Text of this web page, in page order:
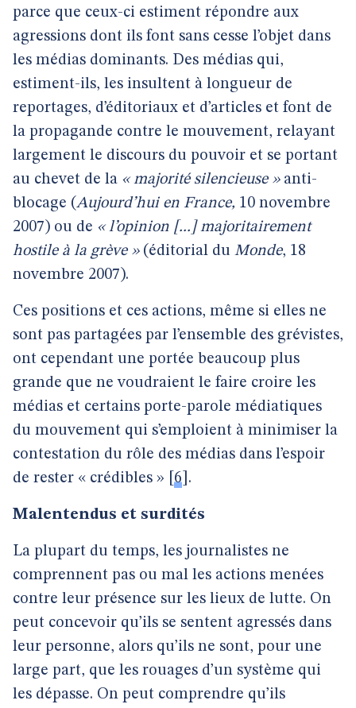
parce que ceux-ci estiment répondre aux
agressions dont ils font sans cesse l’objet dans
les médias dominants. Des médias qui,
estiment-ils, les insultent à longueur de
reportages, d’éditoriaux et d’articles et font de
la propagande contre le mouvement, relayant
largement le discours du pouvoir et se portant
au chevet de la « majorité silencieuse »anti-
blocage (Aujourd’hui en France, 10 novembre
2007) ou de « l’opinion [...] majoritairement
hostile à la grève »(éditorial du Monde, 18
novembre 2007).
Ces positions et ces actions, même si elles ne
sont pas partagées par l’ensemble des grévistes,
ont cependant une portée beaucoup plus
grande que ne voudraient le faire croire les
médias et certains porte-parole médiatiques
du mouvement qui s’emploient à minimiser la
contestation du rôle des médias dans l’espoir
de rester « crédibles »
6 .
Malentendus et surdités
La plupart du temps, les journalistes ne
comprennent pas ou mal les actions menées
contre leur présence sur les lieux de lutte. On
peut concevoir qu’ils se sentent agressés dans
leur personne, alors qu’ils ne sont, pour une
large part, que les rouages d’un système qui
les dépasse. On peut comprendre qu’ils